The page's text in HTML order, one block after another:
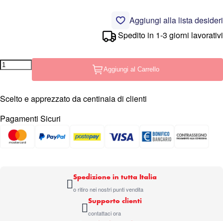
Aggiungi alla lista desideri
Spedito in 1-3 giorni lavorativi
Aggiungi al Carrello
Scelto e apprezzato da centinaia di clienti
Pagamenti Sicuri
Spedizione in tutta Italia
o ritiro nei nostri punti vendita
Supporto clienti
contattaci ora